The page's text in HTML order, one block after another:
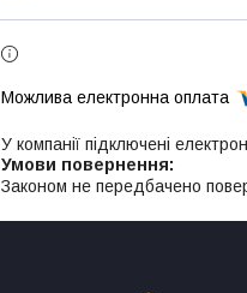
У компанії підключені
Законом не передбачено